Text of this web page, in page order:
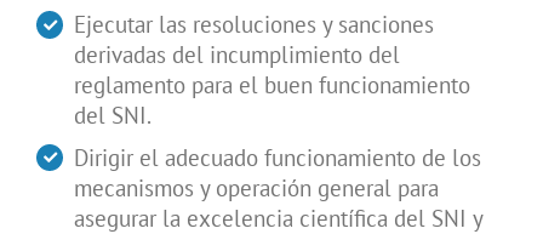
Ejecutar las resoluciones y sanciones
derivadas del incumplimiento del
reglamento para el buen funcionamiento
del SNI.
Dirigir el adecuado funcionamiento de los
mecanismos y operación general para
asegurar la excelencia científica del SNI y